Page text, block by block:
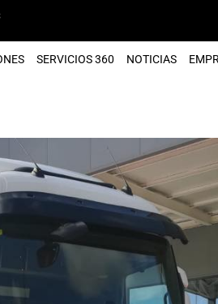
SERVICIOS 360 NOTICIAS